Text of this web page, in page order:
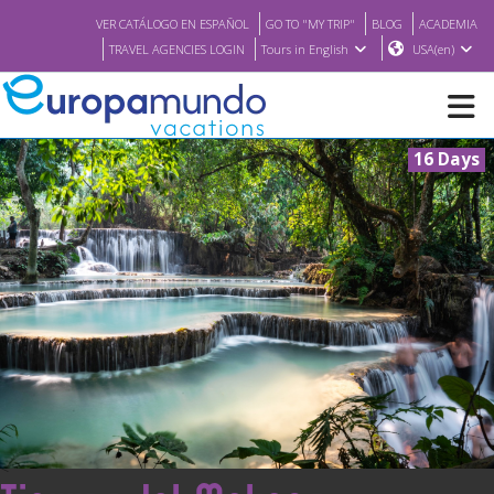
VER CATÁLOGO EN ESPAÑOL GO TO "MY TRIP" BLOG
ACADEMIA
TRAVEL AGENCIES LOGIN
Tours in English USA(en)
NEW
BROCHURE PDF
WHERE TO BUY
FEATURED
ABOUT US
16 Days
<